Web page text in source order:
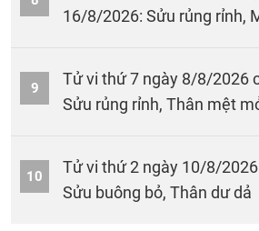
16/8/2026: Sửu rủng rỉnh,
9
Tử vi thứ 7 ngày 8/8/2026
Sửu rủng rỉnh, Thân mệt
10
Tử vi thứ 2 ngày 10/8/
Sửu buông bỏ, Thân dư dả